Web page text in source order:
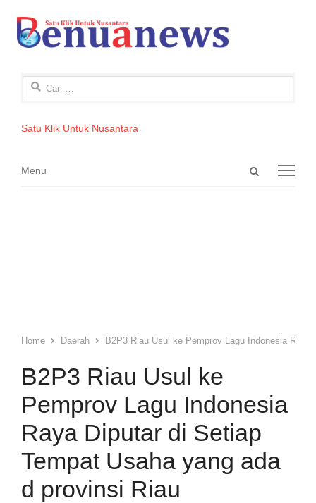
Cari
Satu Klik Untuk Nusantara
Open
Menu
Menu
Home Daerah B2P3 Riau Usul ke Pemprov Lagu Indonesia
B2P3 Riau Usul ke
Pemprov Lagu Indonesia
Raya Diputar di Setiap
Tempat Usaha yang ada
d provinsi Riau